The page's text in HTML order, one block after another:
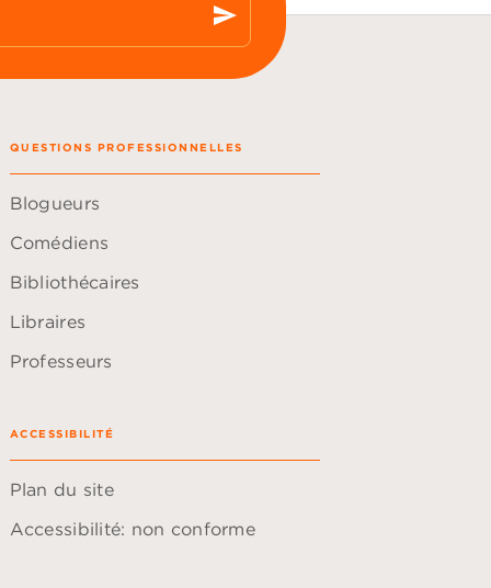
send
QUESTIONS PROFESSIONNELLES
Blogueurs
Comédiens
Bibliothécaires
Libraires
Professeurs
ACCESSIBILITÉ
Plan du site
Accessibilité: non conforme